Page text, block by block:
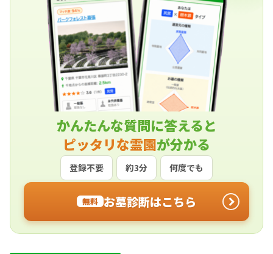
かんたんな質問に答えると
ピッタリな霊園が分かる
登録不要 約3分 何度でも
無料 お墓診断はこちら